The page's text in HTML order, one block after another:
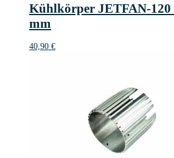
Kühlkörper JETFAN-120
mm
40,90 €